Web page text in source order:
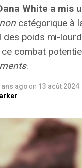
White a mis
non catégorique à
des poids mi-
combat
ans ago on 13 août 2024